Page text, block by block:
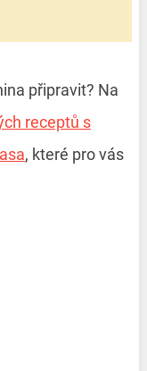
připravit? Na
receptů s
, které pro vás